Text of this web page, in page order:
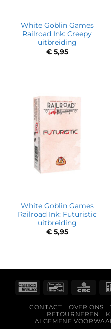
White Goblin Games
Railroad Ink: Creepy
uitbreiding
€5,95
White Goblin Games
Railroad Ink: Futuristic
uitbreiding
€5,95
American BancontactCBC
CONTACT OVER ONS
RETOURNEREN
ALGEMENE